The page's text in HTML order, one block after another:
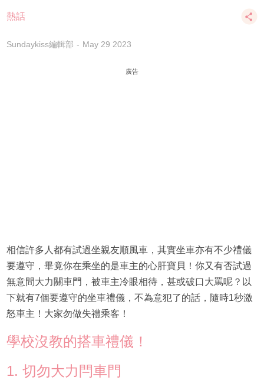
熱話
Sundaykiss編輯部 May 29 2023
廣告
相信許多人都有試過坐親友順風車，其實坐車亦有不少禮儀
要遵守，畢竟你在乘坐的是車主的心肝寶貝！你又有否試過
無意間大力關車門，被車主冷眼相待，甚或破口大罵呢？以
下就有7個要遵守的坐車禮儀，不為意犯了的話，隨時1秒激
怒車主！大家勿做失禮乘客！
學校沒教的搭車禮儀！
1. 切勿大力閂車門